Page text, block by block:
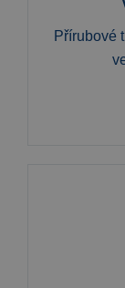
Přírubové